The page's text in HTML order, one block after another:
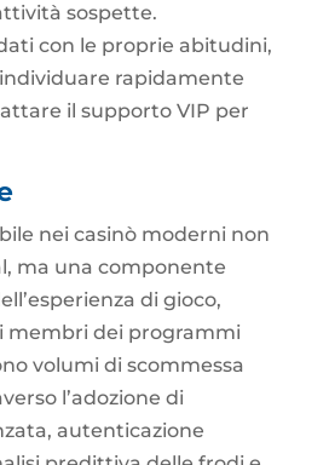
sospette.
con le proprie abitudini,
rapidamente
il supporto VIP per
nei casinò moderni non
ma una componente
di gioco,
membri dei programmi
volumi di scommessa
l’adozione di
autenticazione